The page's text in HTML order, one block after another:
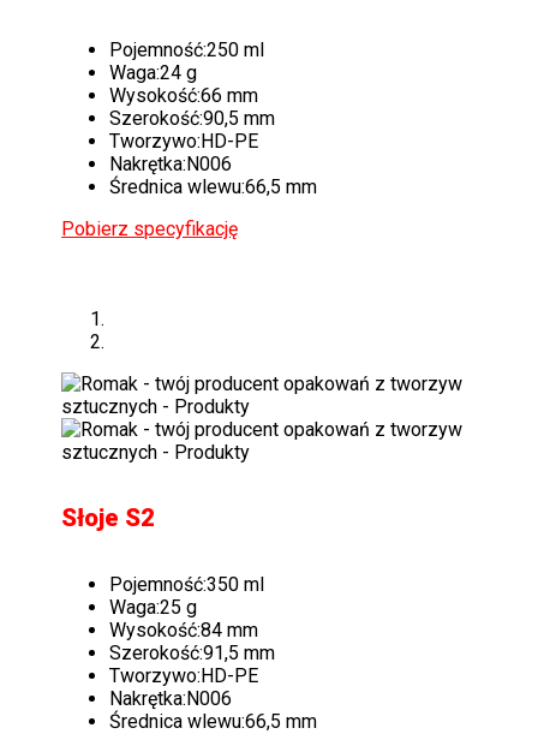
Pojemność:250 ml
Waga:24 g
Wysokość:66 mm
Szerokość:90,5 mm
Tworzywo:HD-PE
Nakrętka:N006
Średnica wlewu:66,5 mm
Pobierz specyfikację
Słoje S2
Pojemność:350 ml
Waga:25 g
Wysokość:84 mm
Szerokość:91,5 mm
Tworzywo:HD-PE
Nakrętka:N006
Średnica wlewu:66,5 mm